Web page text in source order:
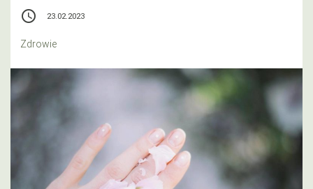
access_time 23.02.2023
Zdrowie